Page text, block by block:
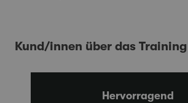
Kund/innen über das
Hervorragend